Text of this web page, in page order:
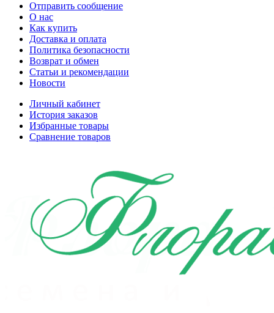
Отправить сообщение
О нас
Как купить
Доставка и оплата
Политика безопасности
Возврат и обмен
Статьи и рекомендации
Новости
Личный кабинет
История заказов
Избранные товары
Сравнение товаров